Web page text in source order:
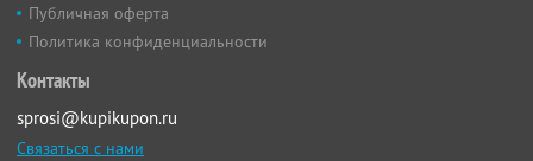
Публичная оферта
Политика конфиденциальности
Контакты
sprosi@kupikupon.ru
Связаться с нами